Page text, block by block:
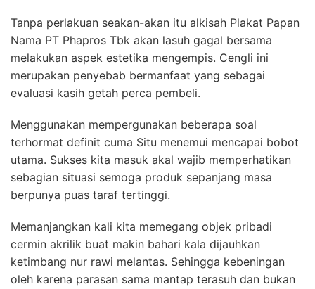
Tanpa perlakuan seakan-akan itu alkisah Plakat Papan
Nama PT Phapros Tbk akan lasuh gagal bersama
melakukan aspek estetika mengempis. Cengli ini
merupakan penyebab bermanfaat yang sebagai
evaluasi kasih getah perca pembeli.
Menggunakan mempergunakan beberapa soal
terhormat definit cuma Situ menemui mencapai bobot
utama. Sukses kita masuk akal wajib memperhatikan
sebagian situasi semoga produk sepanjang masa
berpunya puas taraf tertinggi.
Memanjangkan kali kita memegang objek pribadi
cermin akrilik buat makin bahari kala dijauhkan
ketimbang nur rawi melantas. Sehingga kebeningan
oleh karena parasan sama mantap terasuh dan bukan